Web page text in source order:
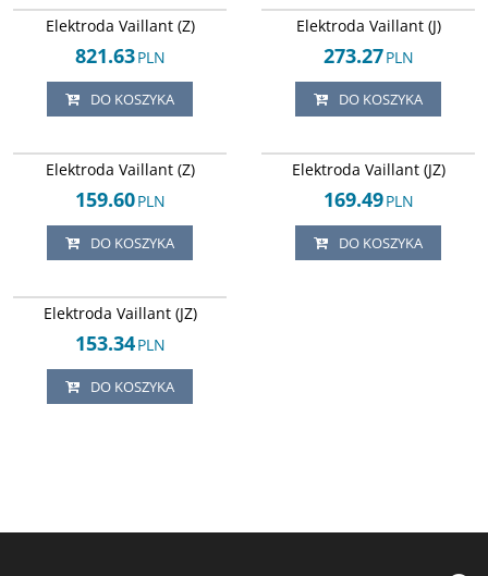
Elektroda Vaillant (Z)
821.63PLN
DO KOSZYKA
Elektroda Vaillant (J)
273.27PLN
DO KOSZYKA
Elektroda Vaillant (Z)
159.60PLN
DO KOSZYKA
Elektroda Vaillant (JZ)
169.49PLN
DO KOSZYKA
Elektroda Vaillant (JZ)
153.34PLN
DO KOSZYKA